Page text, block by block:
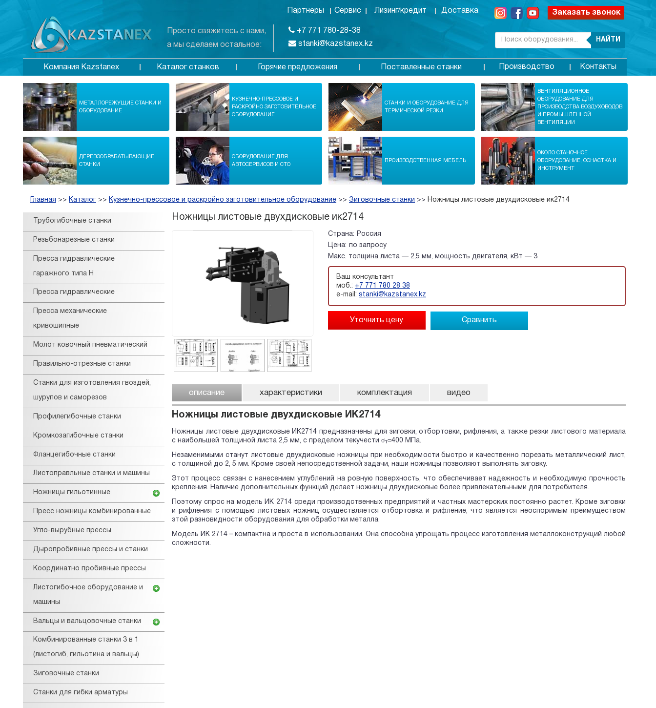
Просто свяжитесь с нами,
а мы сделаем остальное:
Партнеры Сервис Лизинг/кредит Доставка
+7 771 780-28-38
stanki@kazstanex.kz
Заказать звонок
НАЙТИ
Компания Kazstanex Каталог станков Горячие предложения Поставленные станки Производство Контакты
МЕТАЛЛОРЕЖУЩИЕ СТАНКИ И
ОБОРУДОВАНИЕ
КУЗНЕЧНО-ПРЕССОВОЕ И
РАСКРОЙНО ЗАГОТОВИТЕЛЬНОЕ
ОБОРУДОВАНИЕ
СТАНКИ И ОБОРУДОВАНИЕ ДЛЯ
ТЕРМИЧЕСКОЙ РЕЗКИ
ВЕНТИЛЯЦИОННОЕ
ОБОРУДОВАНИЕ ДЛЯ
ПРОИЗВОДСТВА ВОЗДУХОВОДОВ
И ПРОМЫШЛЕННОЙ
ВЕНТИЛЯЦИИ
ДЕРЕВООБРАБАТЫВАЮЩИЕ
СТАНКИ
ОБОРУДОВАНИЕ ДЛЯ
АВТОСЕРВИСОВ И СТО
ПРОИЗВОДСТВЕННАЯ МЕБЕЛЬ
ОКОЛО СТАНОЧНОЕ
ОБОРУДОВАНИЕ, ОСНАСТКА И
ИНСТРУМЕНТ
Главная >> Каталог >> Кузнечно-прессовое и раскройно заготовительное оборудование >> Зиговочные станки >> Ножницы листовые двухдисковые ик2714
Трубогибочные станки
Резьбонарезные станки
Пресса гидравлические
гаражного типа Н
Пресса гидравлические
Пресса механические
кривошипные
Молот ковочный пневматический
Правильно-отрезные станки
Станки для изготовления гвоздей,
шурупов и саморезов
Профилегибочные станки
Кромкозагибочные станки
Фланцегибочные станки
Листоправльные станки и машины
Ножницы гильотинные
Пресс ножницы комбинированные
Угло-вырубные прессы
Дыропробивные прессы и станки
Координатно пробивные прессы
Листогибочное оборудование и
машины
Вальцы и вальцовочные станки
Комбинированные станки 3 в 1
(листогиб, гильотина и вальцы)
Зиговочные станки
Станки для гибки арматуры
Ножницы листовые двухдисковые ик2714
Страна:
Россия
Цена: по запросу
Макс. толщина листа — 2,5 мм, мощность двигателя, кВт — 3
Ваш консультант
моб.: +7 771 780 28 38
e-mail: stanki@kazstanex.kz
Сравнить
описание характеристики комплектация видео
Ножницы листовые двухдисковые ИК2714
Ножницы листовые двухдисковые ИК2714 предназначены для зиговки, отбортовки, рифления, а также резки листового материала
с наибольшей толщиной листа 2,5 мм, с пределом текучести σт=400 МПа.
Незаменимыми станут листовые двухдисковые ножницы при необходимости быстро и качественно порезать металлический лист,
с толщиной до 2, 5 мм. Кроме своей непосредственной задачи, наши ножницы позволяют выполнять зиговку.
Этот процесс связан с нанесением углублений на ровную поверхность, что обеспечивает надежность и необходимую прочность
крепления. Наличие дополнительных функций делает ножницы двухдисковые более привлекательными для потребителя.
Поэтому спрос на модель ИК 2714 среди производственных предприятий и частных мастерских постоянно растет. Кроме зиговки
и рифления с помощью листовых ножниц осуществляется отбортовка и рифление, что является неоспоримым преимуществом
этой разновидности оборудования для обработки металла.
Модель ИК 2714 – компактна и проста в использовании. Она способна упрощать процесс изготовления металлоконструкций любой
сложности.